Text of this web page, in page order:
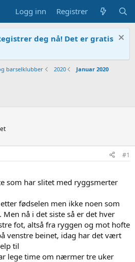
Logg inn Registrer
deg nå! Det er gratis
barselklubber 2020 Januar 2020
#1
som har slitet med ryggsmerter
fødselen men ikke noen som
nå i det siste så er det hver
fot, altså fra ryggen og mot hofte
venstre beinet, idag har det vært
til
lege time om nærmer tre uker